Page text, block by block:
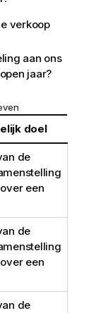
verkoop
aan ons
jaar?
doel
de
een
de
een
de